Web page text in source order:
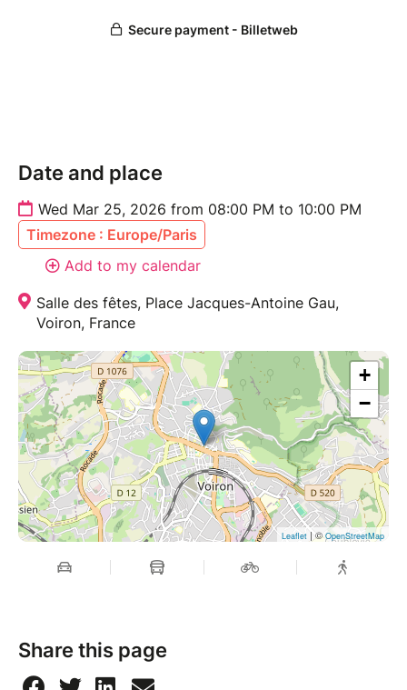
Date and place
Wed Mar 25, 2026 from 08:00 PM to 10:00 PM
Timezone : Europe/Paris
Add to my calendar
Salle des fêtes, Place Jacques-Antoine Gau,
Voiron, France
+
−
Leaflet | ©OpenStreetMap
Share this page